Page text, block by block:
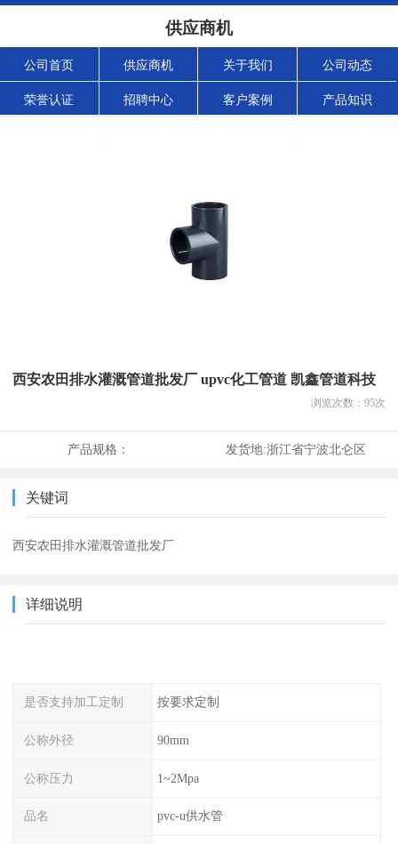
供应商机
公司首页 供应商机 关于我们 公司动态
荣誉认证 招聘中心 客户案例 产品知识
西安农田排水灌溉管道批发厂 upvc化工管道 凯鑫管道科技
浏览次数： 95次
产品规格： 发货地:浙江省宁波北仑区
关键词
西安农田排水灌溉管道批发厂
详细说明
是否支持加工定制 按要求定制
公称外径 90mm
公称压力 1~2Mpa
品名 pvc-u供水管